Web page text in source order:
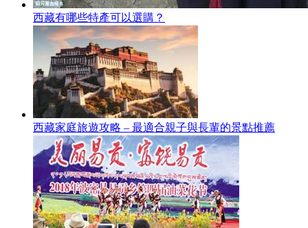
西藏有哪些特產可以選購？
西藏家庭旅遊攻略 – 最適合親子與長輩的景點推薦